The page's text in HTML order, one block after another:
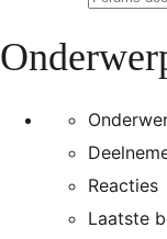
Reacties
Laatste